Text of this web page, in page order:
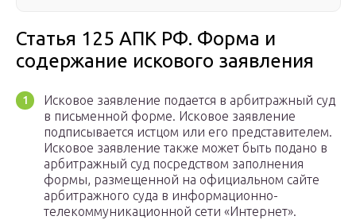
Статья 125 АПК РФ. Форма и
содержание искового заявления
Исковое заявление подается в арбитражный суд
в письменной форме. Исковое заявление
подписывается истцом или его представителем.
Исковое заявление также может быть подано в
арбитражный суд посредством заполнения
формы, размещенной на официальном сайте
арбитражного суда в информационно-
телекоммуникационной сети «Интернет».